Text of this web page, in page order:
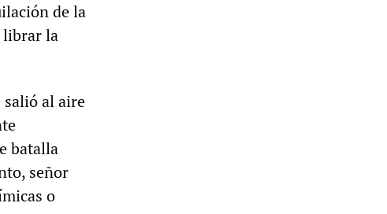
de la
librar la
salió al aire
batalla
señor
o